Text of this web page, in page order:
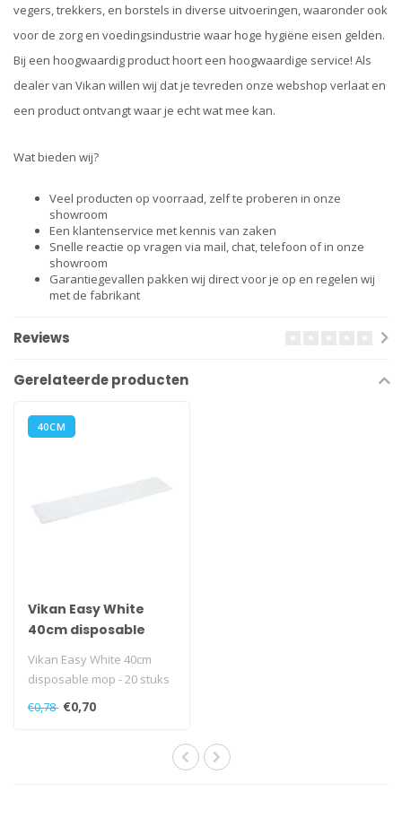
vegers, trekkers, en borstels in diverse uitvoeringen, waaronder ook
voor de zorg en voedingsindustrie waar hoge hygiëne eisen gelden.
Bij een hoogwaardig product hoort een hoogwaardige service! Als
dealer van Vikan willen wij dat je tevreden onze webshop verlaat en
een product ontvangt waar je echt wat mee kan.
Wat bieden wij?
Veel producten op voorraad, zelf te proberen in onze
showroom
Een klantenservice met kennis van zaken
Snelle reactie op vragen via mail, chat, telefoon of in onze
showroom
Garantiegevallen pakken wij direct voor je op en regelen wij
met de fabrikant
Reviews
Gerelateerde producten
40CM
Vikan Easy White
40cm disposable
Vikan Easy White 40cm
disposable mop - 20 stuks
€0,78 €0,70